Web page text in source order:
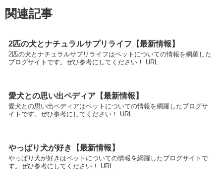
関連記事
2匹の犬とナチュラルサプリライフ【最新情報】
2匹の犬とナチュラルサプリライフはペットについての情報を網羅した
ブログサイトです。ぜひ参考にしてください！ URL:
愛犬との思い出ペディア【最新情報】
愛犬との思い出ペディアはペットについての情報を網羅したブログサ
イトです。ぜひ参考にしてください！ URL:
やっぱり犬が好き【最新情報】
やっぱり犬が好きはペットについての情報を網羅したブログサイトで
す。ぜひ参考にしてください！ URL: